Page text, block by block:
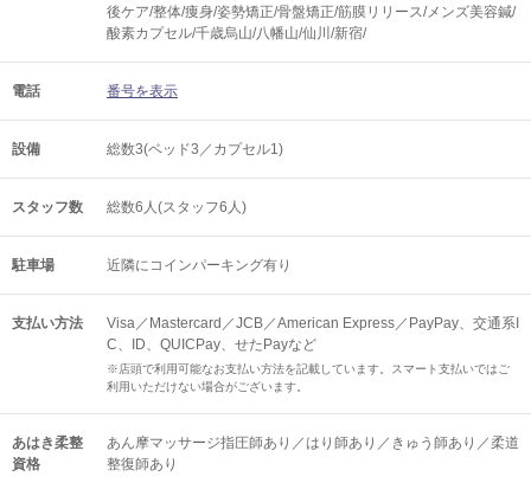
後ケア/整体/痩身/姿勢矯正/骨盤矯正/筋膜リリース/メンズ美容鍼/
酸素カプセル/千歳烏山/八幡山/仙川/新宿/
電話 番号を表示
設備 総数3(ベッド3／カプセル1)
スタッフ数 総数6人(スタッフ6人)
駐車場 近隣にコインパーキング有り
支払い方法
Visa／Mastercard／JCB／American Express／PayPay、交通系I
C、ID、QUICPay、せたPayなど
※店頭で利用可能なお支払い方法を記載しています。スマート支払いではご
利用いただけない場合がございます。
あはき柔整
資格
あん摩マッサージ指圧師あり／はり師あり／きゅう師あり／柔道
整復師あり